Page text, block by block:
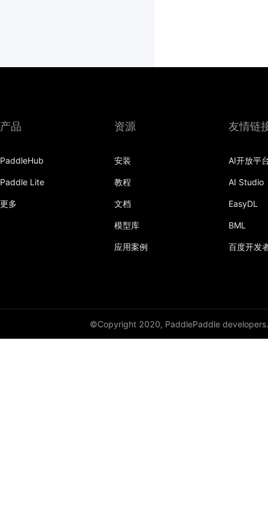
产品
PaddleHub
Paddle Lite
更多
资源
安装
教程
文档
模型库
应用案例
友情链
AI开放平
AI Studio
EasyDL
BML
百度开发
©Copyright 2020, PaddlePaddle developers.